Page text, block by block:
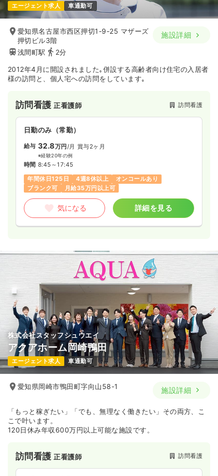
エージェント求人 車通勤可
愛知県名古屋市西区押切1-9-25 マザーズ
押切ビル3階
浅間町駅
2分
施設詳細
2012年4月に開設されました｡併設する高齢者向け住宅の入居者
様の訪問と、個人宅への訪問をしています｡
訪問看護正看護師 訪問看護
日勤のみ（常勤）
給与 32.8万円/月 賞与2ヶ月
※経験20年の例
時間 8:45～17:45
年間休日125日
4週8休以上
オンコールあり
ブランク可
月給35万円以上可
気になる 詳細を見る
株式会社スタッフシュウエイ
アクアホーム岡崎鴨田
エージェント求人 車通勤可
愛知県岡崎市鴨田町字向山58-1 施設詳細
「もっと稼ぎたい」「でも、無理なく働きたい」その両方、こ
こで叶います。
120日休み年収600万円以上可能な施設です。
訪問看護正看護師 訪問看護